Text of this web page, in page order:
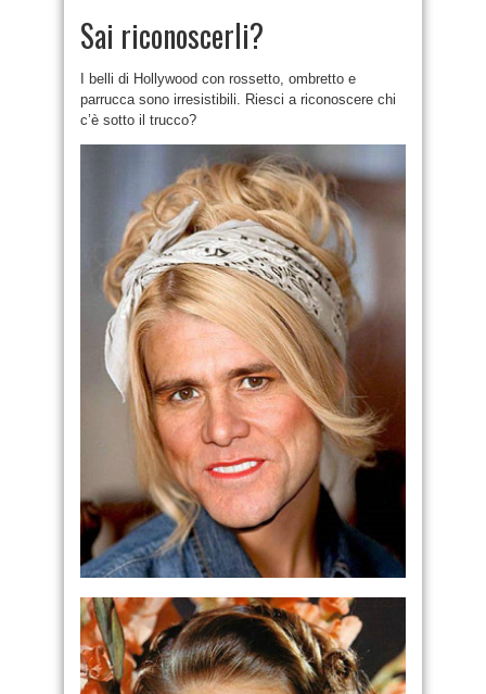
Sai riconoscerli?
I belli di Hollywood con rossetto, ombretto e
parrucca sono irresistibili. Riesci a riconoscere chi
c’è sotto il trucco?